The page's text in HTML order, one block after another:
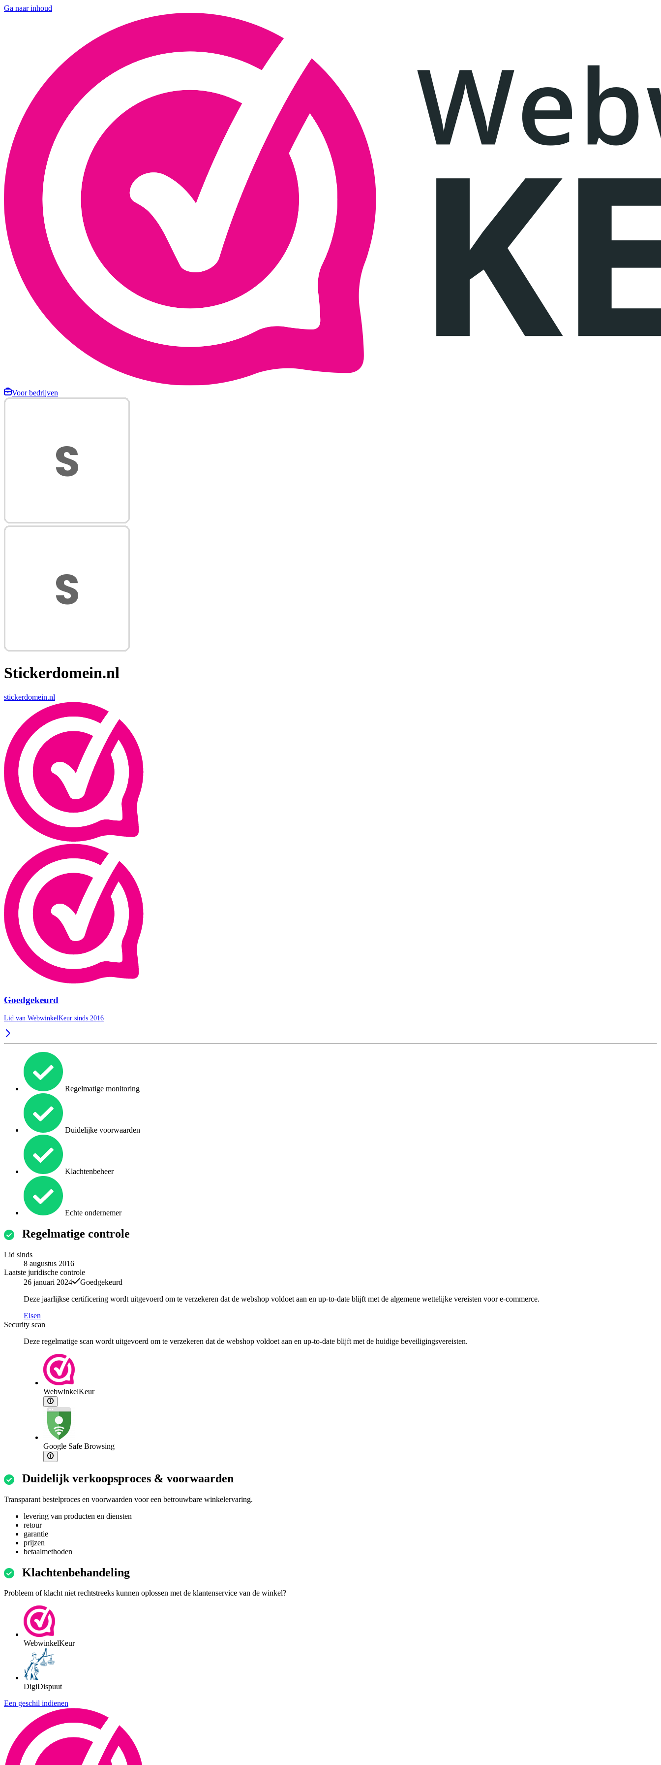
Ga naar inhoud
Voor bedrijven
Stickerdomein.nl
stickerdomein.nl
Goedgekeurd
Lid van WebwinkelKeur sinds 2016
Regelmatige monitoring
Duidelijke voorwaarden
Klachtenbeheer
Echte ondernemer
Regelmatige controle
Lid sinds
8 augustus 2016
Laatste juridische controle
26 januari 2024
Goedgekeurd
Deze jaarlijkse certificering wordt uitgevoerd om te verzekeren dat de webshop voldoet aan en up-to-date blijft met de algemene wettelijke vereisten voor e-commerce.
Eisen
Security scan
Deze regelmatige scan wordt uitgevoerd om te verzekeren dat de webshop voldoet aan en up-to-date blijft met de huidige beveiligingsvereisten.
WebwinkelKeur
Google Safe Browsing
Duidelijk verkoopsproces & voorwaarden
Transparant bestelproces en voorwaarden voor een betrouwbare winkelervaring.
levering van producten en diensten
retour
garantie
prijzen
betaalmethoden
Klachtenbehandeling
Probleem of klacht niet rechtstreeks kunnen oplossen met de klantenservice van de winkel?
WebwinkelKeur
DigiDispuut
Een geschil indienen